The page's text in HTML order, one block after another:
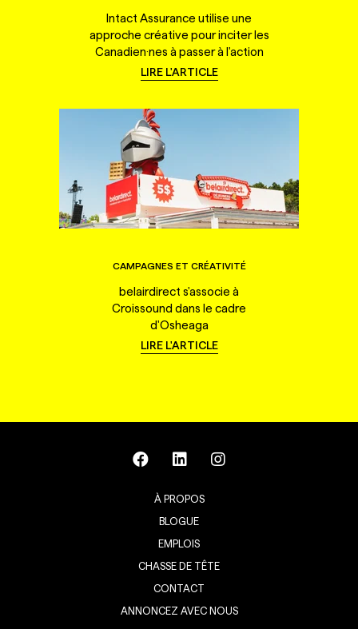
Intact Assurance utilise une
approche créative pour inciter les
Canadien·nes à passer à l'action
LIRE L'ARTICLE
CAMPAGNES ET CRÉATIVITÉ
belairdirect s'associe à
Croissound dans le cadre
d'Osheaga
LIRE L'ARTICLE
À PROPOS
BLOGUE
EMPLOIS
CHASSE DE TÊTE
CONTACT
ANNONCEZ AVEC NOUS